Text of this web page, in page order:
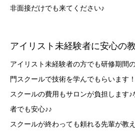
非面接だけでも来てください♪
アイリスト未経験者に安心の
アイリスト未経験者の方でも研修期間
門スクールで技術を学んでもらいます！
スクールの費用もサロンが負担します
者でも安心♪♪
スクールが終わっても頼れる先輩が教